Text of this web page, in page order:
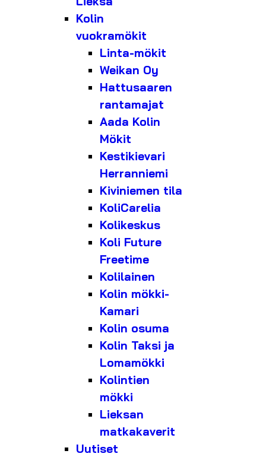
Kolin
vuokramökit
Linta-mökit
Weikan Oy
Hattusaaren
rantamajat
Aada Kolin
Mökit
Kestikievari
Herranniemi
Kiviniemen tila
KoliCarelia
Kolikeskus
Koli Future
Freetime
Kolilainen
Kolin mökki-
Kamari
Kolin osuma
Kolin Taksi ja
Lomamökki
Kolintien
mökki
Lieksan
matkakaverit
Uutiset